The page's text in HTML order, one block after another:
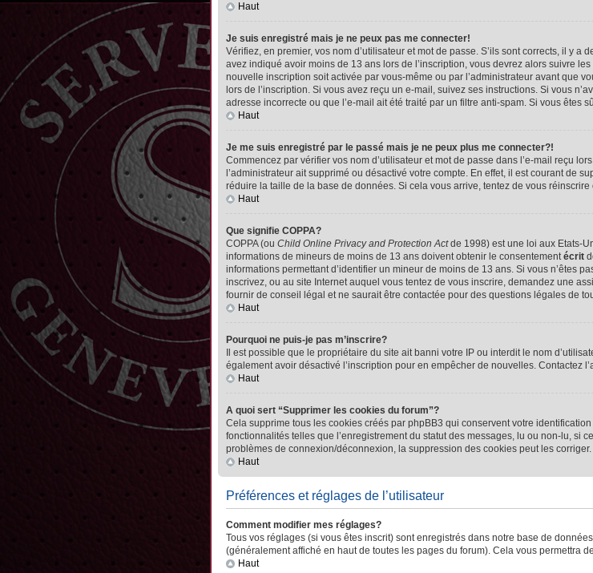
Haut
Je suis enregistré mais je ne peux pas me connecter!
Vérifiez, en premier, vos nom d’utilisateur et mot de passe. S’ils sont corrects, il y a
avez indiqué avoir moins de 13 ans lors de l’inscription, vous devrez alors suivre
nouvelle inscription soit activée par vous-même ou par l’administrateur avant que
lors de l’inscription. Si vous avez reçu un e-mail, suivez ses instructions. Si vous
adresse incorrecte ou que l’e-mail ait été traité par un filtre anti-spam. Si vous êtes
Haut
Je me suis enregistré par le passé mais je ne peux plus me connecter?!
Commencez par vérifier vos nom d’utilisateur et mot de passe dans l’e-mail reçu
l’administrateur ait supprimé ou désactivé votre compte. En effet, il est courant de
réduire la taille de la base de données. Si cela vous arrive, tentez de vous
Haut
Que signifie COPPA?
COPPA (ou Child Online Privacy and Protection Actde 1998) est une loi aux Etats-
informations de mineurs de moins de 13 ans doivent obtenir le consentementécrit
informations permettant d’identifier un mineur de moins de 13 ans. Si vous n’êtes
inscrivez, ou au site Internet auquel vous tentez de vous inscrire, demandez une
fournir de conseil légal et ne saurait être contactée pour des questions légales de
Haut
Pourquoi ne puis-je pas m’inscrire?
Il est possible que le propriétaire du site ait banni votre IP ou interdit le nom
également avoir désactivé l’inscription pour en empêcher de nouvelles. Contactez
Haut
A quoi sert “Supprimer les cookies du forum”?
Cela supprime tous les cookies créés par phpBB3 qui conservent votre
fonctionnalités telles que l’enregistrement du statut des messages, lu ou non-lu, si
problèmes de connexion/déconnexion, la suppression des cookies peut les corriger.
Haut
Préférences et réglages de l’utilisateur
Comment modifier mes réglages?
Tous vos réglages (si vous êtes inscrit) sont enregistrés dans notre base de
(généralement affiché en haut de toutes les pages du forum). Cela vous permettra
Haut